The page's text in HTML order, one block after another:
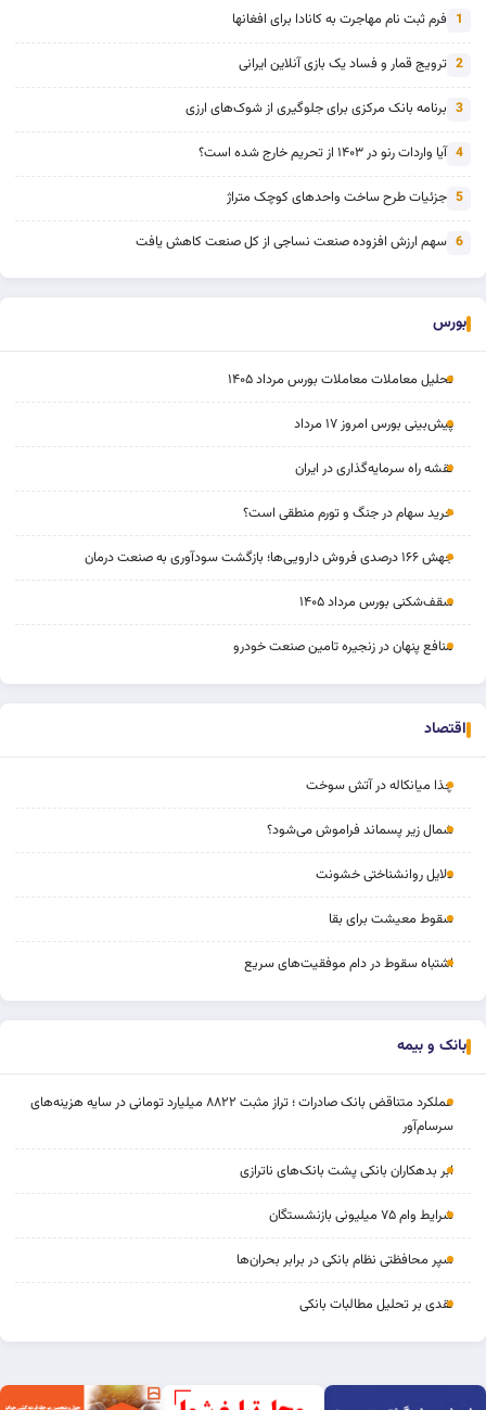
1 فرم ثبت نام مهاجرت به کانادا برای افغانها
2 ترویج قمار و فساد یک بازی آنلاین ایرانی
3 برنامه بانک مرکزی برای جلوگیری از شوک‌های ارزی
4 آیا واردات رنو در ۱۴۰۳ از تحریم خارج شده است؟
5 جزئیات طرح ساخت واحدهای کوچک متراژ
6 سهم ارزش افزوده صنعت نساجی از کل صنعت کاهش یافت
بورس
تحلیل معاملات معاملات بورس مرداد ۱۴۰۵
پیش‌بینی بورس امروز ۱۷ مرداد
نقشه راه سرمایه‌گذاری در ایران
خرید سهام در جنگ و تورم منطقی است؟
جهش ۱۶۶ درصدی فروش دارویی‌ها؛ بازگشت سودآوری به صنعت درمان
سقف‌شکنی بورس مرداد ۱۴۰۵
منافع پنهان در زنجیره تامین صنعت خودرو
اقتصاد
چذا میانکاله در آتش سوخت
شمال زیر پسماند فراموش می‌شود؟
دلایل روانشناختی خشونت
سقوط معیشت برای بقا
اشتباه سقوط در دام موفقیت‌های سریع
بانک و بیمه
عملکرد متناقض بانک صادرات ؛ تراز مثبت ۸۸۲۲ میلیارد تومانی در سایه هزینه‌های
سرسام‌آور
ابر بدهکاران بانکی پشت بانک‌های ناترازی
شرایط وام ۷۵ میلیونی بازنشستگان
سپر محافظتی نظام بانکی در برابر بحران‌ها
نقدی بر تحلیل مطالبات بانکی